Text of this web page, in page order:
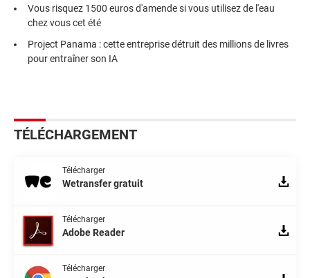
Vous risquez 1500 euros d'amende si vous utilisez de l'eau
chez vous cet été
Project Panama : cette entreprise détruit des millions de livres
pour entraîner son IA
TÉLÉCHARGEMENT
Télécharger
Wetransfer gratuit
Télécharger
Adobe Reader
Télécharger